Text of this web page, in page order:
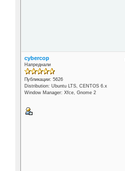
cybercop
Напреднали
Публикации: 5626
Distribution: Ubuntu LTS, CENTOS 6.x
Window Manager: Xfce, Gnome 2